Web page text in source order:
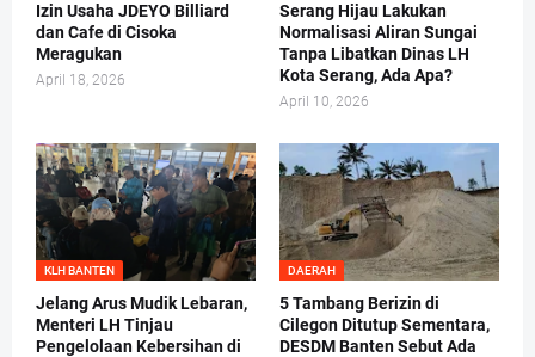
Izin Usaha JDEYO Billiard
dan Cafe di Cisoka
Meragukan
April 18, 2026
Serang Hijau Lakukan
Normalisasi Aliran Sungai
Tanpa Libatkan Dinas LH
Kota Serang, Ada Apa?
April 10, 2026
KLH BANTEN
Jelang Arus Mudik Lebaran,
Menteri LH Tinjau
Pengelolaan Kebersihan di
DAERAH
5 Tambang Berizin di
Cilegon Ditutup Sementara,
DESDM Banten Sebut Ada